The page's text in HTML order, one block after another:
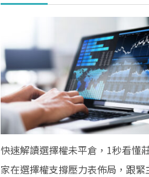
快速解讀選擇權未平倉，1秒看懂
家在選擇權支撐壓力表佈局，跟緊